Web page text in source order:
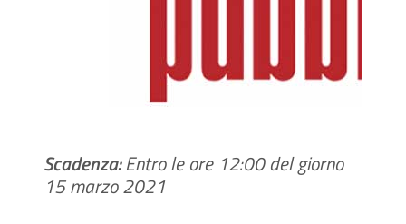
Scadenza:Entro le ore 12:00 del giorno
15 marzo 2021